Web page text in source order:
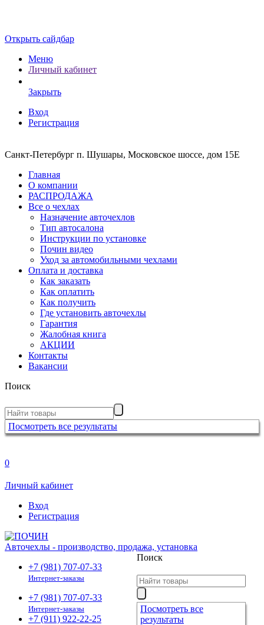
Открыть сайдбар
Меню
Личный кабинет
Закрыть
Вход
Регистрация
Санкт-Петербург п. Шушары, Московское шоссе, дом 15Е
Главная
О компании
РАСПРОДАЖА
Все о чехлах
Назначение авточехлов
Тип автосалона
Инструкции по установке
Почин видео
Уход за автомобильными чехлами
Оплата и доставка
Как заказать
Как оплатить
Как получить
Где установить авточехлы
Гарантия
Жалобная книга
АКЦИИ
Контакты
Вакансии
Поиск
Посмотреть все результаты
0
Личный кабинет
Вход
Регистрация
Авточехлы - производство, продажа, установка
+7 (981) 707-07-33
Интернет-заказы
+7 (981) 707-07-33
Интернет-заказы
+7 (911) 922-22-25
Поиск
Посмотреть все
результаты